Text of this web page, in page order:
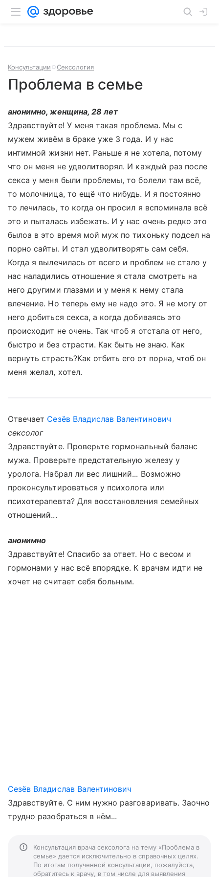
Консультации Сексология
Проблема в семье
анонимно, женщина, 28 лет
Здравствуйте! У меня такая проблема. Мы с
мужем живём в браке уже 3 года. И у нас
интимной жизни нет. Раньше я не хотела, потому
что он меня не удволитворял. И каждый раз после
секса у меня были проблемы, то болели там всё,
то молочница, то ещё что нибудь. И я постоянно
то лечилась, то когда он просил я вспоминала всё
это и пыталась избежать. И у нас очень редко это
былоа в это время мой муж по тихоньку подсел на
порно сайты. И стал удволитворять сам себя.
Когда я вылечилась от всего и проблем не стало у
нас наладились отношение я стала смотреть на
него другими глазами и у меня к нему стала
влечение. Но теперь ему не надо это. Я не могу от
него добиться секса, а когда добиваясь это
происходит не очень. Так чтоб я отстала от него,
быстро и без страсти. Как быть не знаю. Как
вернуть страсть?Как отбить его от порна, чтоб он
меня желал, хотел.
Отвечает Сезёв Владислав Валентинович
сексолог
Здравствуйте. Проверьте гормональный баланс
мужа. Проверьте предстательную железу у
уролога. Набрал ли вес лишний... Возможно
проконсультироваться у психолога или
психотерапевта? Для восстановления семейных
отношений...
анонимно
Здравствуйте! Спасибо за ответ. Но с весом и
гормонами у нас всё впорядке. К врачам идти не
хочет не считает себя больным.
Сезёв Владислав Валентинович
Здравствуйте. С ним нужно разговаривать. Заочно
трудно разобраться в нём...
Консультация врача сексолога на тему «Проблема в
семье» дается исключительно в справочных целях.
По итогам полученной консультации, пожалуйста,
обратитесь к врачу, в том числе для выявления